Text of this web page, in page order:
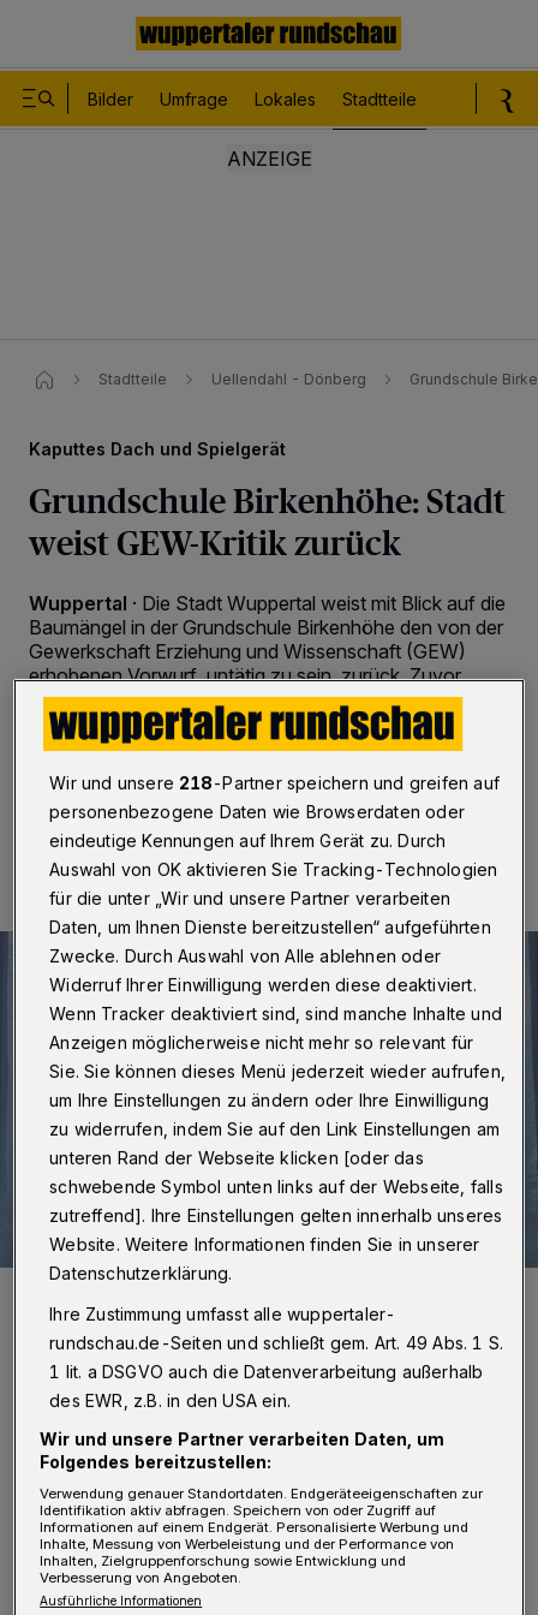
Bilder Umfrage Lokales Stadtteile
Stadtteile Uellendahl - Dönberg Grundschule
Kaputtes Dach und Spielgerät
Grundschule Birkenhöhe: Stadt
weist GEW-Kritik zurück
Wuppertal · Die Stadt Wuppertal weist mit Blick auf die
Baumängel in der Grundschule Birkenhöhe den von der
Gewerkschaft Erziehung und Wissenschaft (GEW)
erhobenen Vorwurf, untätig zu sein, zurück. Zuvor
hatten die Schülerinnen und Schüler einen Brief an OB
Miriam Scherff geschrieben.
05.06.2026 , 11:33 Uhr 2 Minuten Lesezeit
Decke.
Foto: GEW
„Richtig ist, dass die vorliegende
Dachundichtigkeit im Auftrag des städtischen
Gebäudemanagements unmittelbar nach
Bekanntwerden durch eine Fachfirma
Wir und unsere 218-Partner speichern und greifen auf
personenbezogene Daten wie Browserdaten oder
eindeutige Kennungen auf Ihrem Gerät zu. Durch
Auswahl von OK aktivieren Sie Tracking-Technologien
für die unter „Wir und unsere Partner verarbeiten
Daten, um Ihnen Dienste bereitzustellen“ aufgeführten
Zwecke. Durch Auswahl von Alle ablehnen oder
Widerruf Ihrer Einwilligung werden diese deaktiviert.
Wenn Tracker deaktiviert sind, sind manche Inhalte und
Anzeigen möglicherweise nicht mehr so relevant für
Sie. Sie können dieses Menü jederzeit wieder aufrufen,
um Ihre Einstellungen zu ändern oder Ihre Einwilligung
zu widerrufen, indem Sie auf den Link Einstellungen am
unteren Rand der Webseite klicken [oder das
schwebende Symbol unten links auf der Webseite, falls
zutreffend]. Ihre Einstellungen gelten innerhalb unseres
Website. Weitere Informationen finden Sie in unserer
Datenschutzerklärung.
Ihre Zustimmung umfasst alle wuppertaler-
rundschau.de-Seiten und schließt gem. Art. 49 Abs. 1 S.
1 lit. a DSGVO auch die Datenverarbeitung außerhalb
des EWR, z.B. in den USA ein.
Wir und unsere Partner verarbeiten Daten, um
Folgendes bereitzustellen:
Verwendung genauer Standortdaten. Endgeräteeigenschaften zur
Identifikation aktiv abfragen. Speichern von oder Zugriff auf
Informationen auf einem Endgerät. Personalisierte Werbung und
Inhalte, Messung von Werbeleistung und der Performance von
Inhalten, Zielgruppenforschung sowie Entwicklung und
Verbesserung von Angeboten.
Ausführliche Informationen